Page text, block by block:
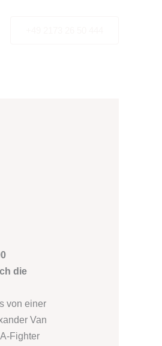
die
von einer
Van
Fighter